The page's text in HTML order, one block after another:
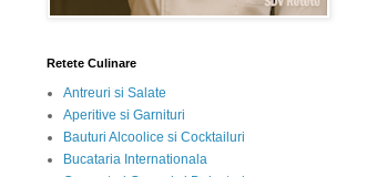
Retete Culinare
Antreuri si Salate
Aperitive si Garnituri
Bauturi Alcoolice si Cocktailuri
Bucataria Internationala